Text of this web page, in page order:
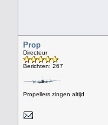
Prop
Directeur
Berichten: 267
Propellers zingen altijd